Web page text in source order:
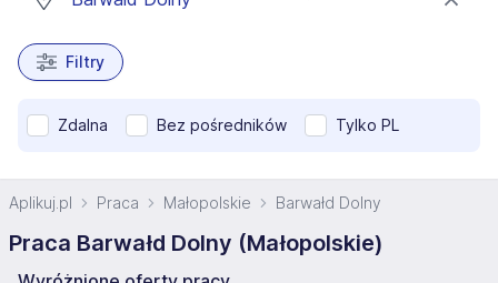
Filtry
Zdalna Bez pośredników Tylko PL
Aplikuj.pl Praca Małopolskie Barwałd Dolny
Praca Barwałd Dolny (Małopolskie)